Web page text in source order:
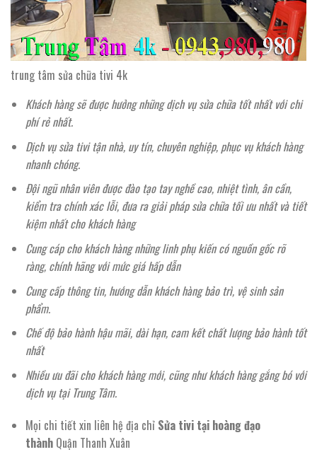
trung tâm sửa chữa tivi 4k
Khách hàng sẽ được hưởng những dịch vụ sửa chữa tốt nhất với chi
phí rẻ nhất.
Dịch vụ sửa tivi tận nhà, uy tín, chuyên nghiệp, phục vụ khách hàng
nhanh chóng.
Đội ngũ nhân viên được đào tạo tay nghề cao, nhiệt tình, ân cần,
kiểm tra chính xác lỗi, đưa ra giải pháp sửa chữa tối ưu nhất và tiết
kiệm nhất cho khách hàng
Cung cáp cho khách hàng những linh phụ kiến có nguồn gốc rõ
ràng, chính hãng với mức giá hấp dẫn
Cung cấp thông tin, hướng dẫn khách hàng bảo trì, vệ sinh sản
phẩm.
Chế độ bảo hành hậu mãi, dài hạn, cam kết chất lượng bảo hành tốt
nhất
Nhiều ưu đãi cho khách hàng mới, cũng như khách hàng gắng bó với
dịch vụ tại Trung Tâm.
Mọi chi tiết xin liên hệ địa chỉSửa tivi tại hoàng đạo
thànhQuận Thanh Xuân